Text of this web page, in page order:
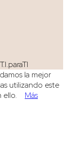
la mejor
utilizando este
ello. Más